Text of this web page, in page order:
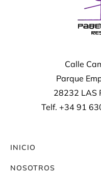
Calle
Parque
28232 LAS
Telf. +34 91
INICIO
NOSOTROS